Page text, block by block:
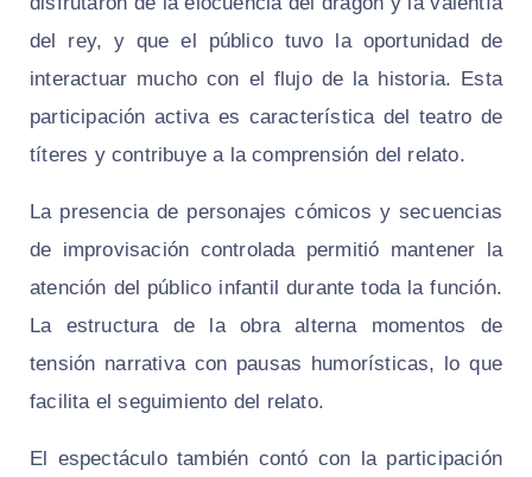
del rey, y que el público tuvo la oportunidad de
interactuar mucho con el flujo de la historia. Esta
participación activa es característica del teatro de
títeres y contribuye a la comprensión del relato.
La presencia de personajes cómicos y secuencias
de improvisación controlada permitió mantener la
atención del público infantil durante toda la función.
La estructura de la obra alterna momentos de
tensión narrativa con pausas humorísticas, lo que
facilita el seguimiento del relato.
El espectáculo también contó con la participación